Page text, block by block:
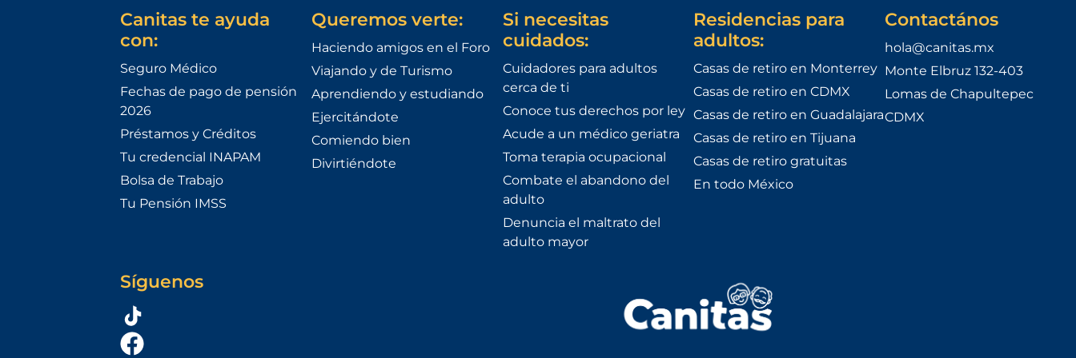
Canitas te ayuda
con:
Seguro Médico
Fechas de pago de pensión
2026
Préstamos y Créditos
Tu credencial INAPAM
Bolsa de Trabajo
Tu Pensión IMSS
Queremos verte:
Haciendo amigos en el Foro
Viajando y de Turismo
Aprendiendo y estudiando
Ejercitándote
Comiendo bien
Divirtiéndote
Si necesitas
cuidados:
Cuidadores para adultos
cerca de ti
Conoce tus derechos por ley
Acude a un médico geriatra
Toma terapia ocupacional
Combate el abandono del
adulto
Denuncia el maltrato del
adulto mayor
Residencias para
adultos:
Casas de retiro en Monterrey
Casas de retiro en CDMX
Casas de retiro en Guadalajara
Casas de retiro en Tijuana
Casas de retiro gratuitas
En todo México
Contactános
hola@canitas.mx
Monte Elbruz 132-403
Lomas de Chapultepec
CDMX
Síguenos